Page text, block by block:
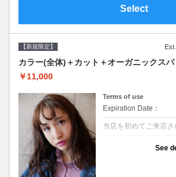
Select
【新規限定】
カラー(全体)＋カット＋オーガニックスパ
￥11,000
Terms of use
Expiration Date：
当店を初めてご来店さ
See